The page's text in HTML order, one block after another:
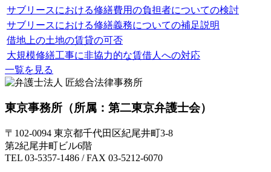
サブリースにおける修繕費用の負担者についての検討
サブリースにおける修繕義務についての補足説明
借地上の土地の賃貸の可否
大規模修繕工事に非協力的な賃借人への対応
一覧を見る
東京事務所 （所属：第二東京弁護士会）
〒102-0094 東京都千代田区紀尾井町3-8
第2紀尾井町ビル6階
TEL 03-5357-1486 / FAX 03-5212-6070